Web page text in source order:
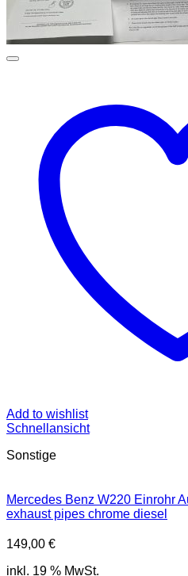
Add to wishlist
Schnellansicht
Sonstige
Mercedes Benz W220 Einrohr
exhaust pipes chrome diesel
149,00 €
inkl. 19 % MwSt.